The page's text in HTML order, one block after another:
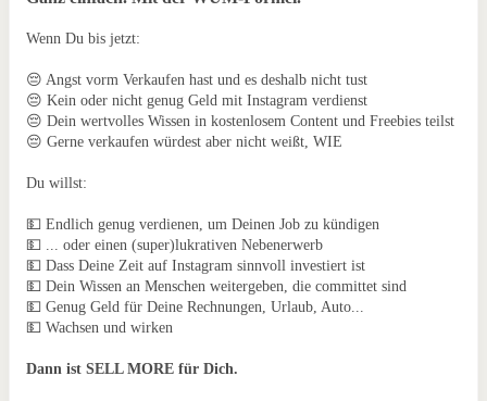
Wenn Du bis jetzt:
😔 Angst vorm Verkaufen hast und es deshalb nicht tust
😔 Kein oder nicht genug Geld mit Instagram verdienst
😔 Dein wertvolles Wissen in kostenlosem Content und Freebies teilst
😔 Gerne verkaufen würdest aber nicht weißt, WIE
Du willst:
💵 Endlich genug verdienen, um Deinen Job zu kündigen
💵 ... oder einen (super)lukrativen Nebenerwerb
💵 Dass Deine Zeit auf Instagram sinnvoll investiert ist
💵 Dein Wissen an Menschen weitergeben, die committet sind
💵 Genug Geld für Deine Rechnungen, Urlaub, Auto...
💵 Wachsen und wirken
Dann ist SELL MORE für Dich.